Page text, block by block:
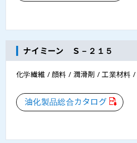
ナイミーン Ｓ－２１５
化学繊維 / 顔料 / 潤滑剤 / 工業材料
油化製品総合カタログ